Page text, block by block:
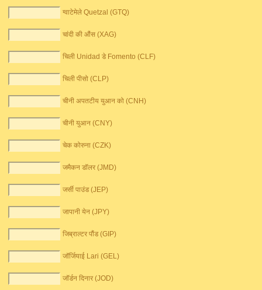
ग्वाटेमेले Quetzal (GTQ)
चांदी की औंस (XAG)
चिली Unidad डे Fomento (CLF)
चिली पीसो (CLP)
चीनी अपतटीय युआन को (CNH)
चीनी युआन (CNY)
चेक कोरुना (CZK)
जमैकन डॉलर (JMD)
जर्सी पाउंड (JEP)
जापानी येन (JPY)
जिब्राल्टर पौंड (GIP)
जॉर्जियाई Lari (GEL)
जॉर्डन दिनार (JOD)